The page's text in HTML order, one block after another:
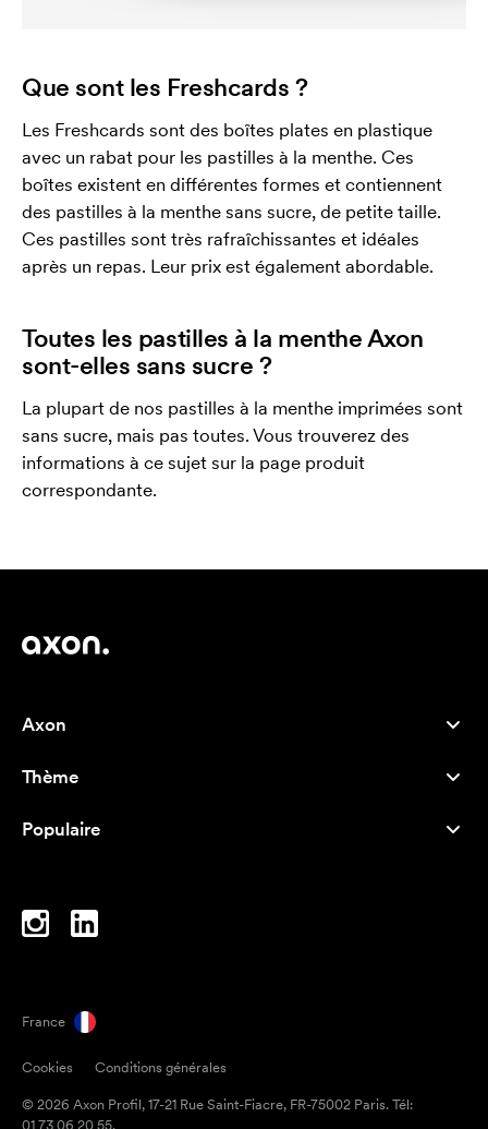
Que sont les Freshcards ?
Les Freshcards sont des boîtes plates en plastique
avec un rabat pour les pastilles à la menthe. Ces
boîtes existent en différentes formes et contiennent
des pastilles à la menthe sans sucre, de petite taille.
Ces pastilles sont très rafraîchissantes et idéales
après un repas. Leur prix est également abordable.
Toutes les pastilles à la menthe Axon
sont-elles sans sucre ?
La plupart de nos pastilles à la menthe imprimées sont
sans sucre, mais pas toutes. Vous trouverez des
informations à ce sujet sur la page produit
correspondante.
Axon
À propos de nous
Careers
Thème
Best-seller
Inspiration
Populaire
Cahiers
Parapluies
France
Cookies
Conditions générales
© 2026 Axon Profil, 17-21 Rue Saint-Fiacre, FR-75002 Paris. Tél:
01 73 06 20 55.